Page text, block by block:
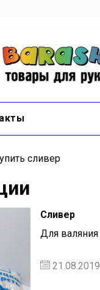
сливер
Сливер
Для валяния
21.08.2019